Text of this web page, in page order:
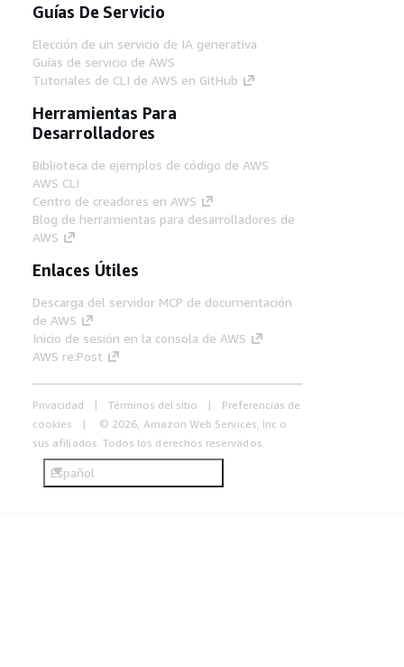
Guías De Servicio
Elección de un servicio de IA generativa
Guías de servicio de AWS
Tutoriales de CLI de AWS en GitHub
Herramientas Para
Desarrolladores
Biblioteca de ejemplos de código de AWS
AWS CLI
Centro de creadores en AWS
Blog de herramientas para desarrolladores de
AWS
Enlaces Útiles
Descarga del servidor MCP de documentación
de AWS
Inicio de sesión en la consola de AWS
AWS re:Post
Privacidad Términos del sitio
Preferencias de
cookies
© 2026, Amazon Web Services, Inc o
sus afiliados. Todos los derechos reservados.
Español